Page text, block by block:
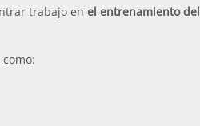
trabajo en el entrenamiento del